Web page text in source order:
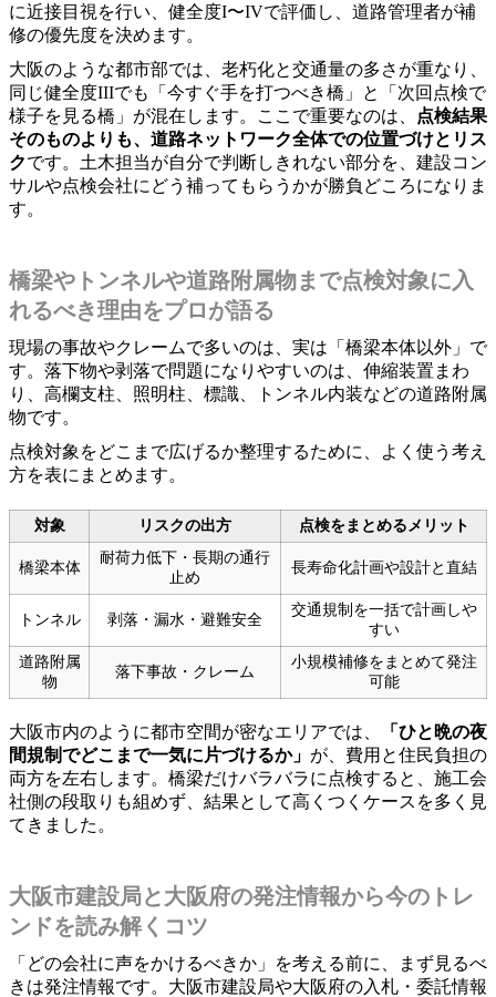
に近接目視を行い、健全度I〜IVで評価し、道路管理者が補
修の優先度を決めます。
大阪のような都市部では、老朽化と交通量の多さが重なり、
同じ健全度IIIでも「今すぐ手を打つべき橋」と「次回点検で
様子を見る橋」が混在します。ここで重要なのは、
点検結果
そのものよりも、道路ネットワーク全体での位置づけとリス
クです。土木担当が自分で判断しきれない部分を、建設コン
サルや点検会社にどう補ってもらうかが勝負どころになりま
す。
橋梁やトンネルや道路附属物まで点検対象に入
れるべき理由をプロが語る
現場の事故やクレームで多いのは、実は「橋梁本体以外」で
す。落下物や剥落で問題になりやすいのは、伸縮装置まわ
り、高欄支柱、照明柱、標識、トンネル内装などの道路附属
物です。
点検対象をどこまで広げるか整理するために、よく使う考え
方を表にまとめます。
対象 リスクの出方 点検をまとめるメリット
橋梁本体
耐荷力低下・長期の通行
止め
長寿命化計画や設計と直結
トンネル 剥落・漏水・避難安全
交通規制を一括で計画しや
すい
道路附属
物
落下事故・クレーム
小規模補修をまとめて発注
可能
大阪市内のように都市空間が密なエリアでは、
「ひと晩の夜
間規制でどこまで一気に片づけるか」 が、費用と住民負担の
両方を左右します。橋梁だけバラバラに点検すると、施工会
社側の段取りも組めず、結果として高くつくケースを多く見
てきました。
大阪市建設局と大阪府の発注情報から今のトレ
ンドを読み解くコツ
「どの会社に声をかけるべきか」を考える前に、まず見るべ
きは発注情報です。大阪市建設局や大阪府の入札・委託情報